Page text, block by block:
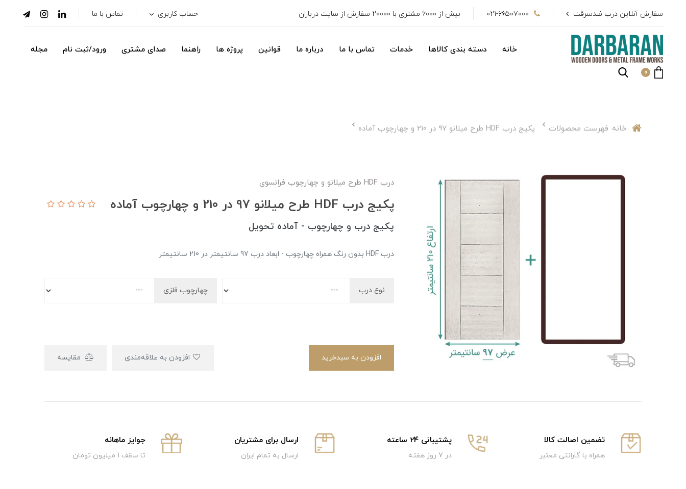
سفارش آنلاین درب ضدسرقت 021-۶۶۵۰۷۰۰۰ بیش از 6000 مشتری با 20000 سفارش از سایت درباران حساب کاربری تماس با ما
خانه دسته بندی کالاها خدمات تماس با ما درباره ما قوانین پروژه ها راهنما صدای مشتری ورود/ثبت نام مجله
0
خانه فهرست محصولات پکیج درب HDF طرح میلانو 97 در 210 و چهارچوب آماده
درب HDF طرح میلانو و چهارچوب فرانسوی
پکیج درب HDF طرح میلانو 97 در 210 و چهارچوب آماده
پکیج درب و چهارچوب - آماده تحویل
درب HDF بدون رنگ همراه چهارچوب - ابعاد درب 97 سانتیمتر در 210 سانتیمتر
نوع درب چهارچوب فلزی
افزودن به سبدخرید مقایسه
تضمین اصالت کالا
همراه با گارانتی معتبر
پشتیبانی 24 ساعته
در 7 روز هفته
ارسال برای مشتریان
ارسال به تمام ایران
جوایز ماهانه
تا سقف 1 میلیون تومان